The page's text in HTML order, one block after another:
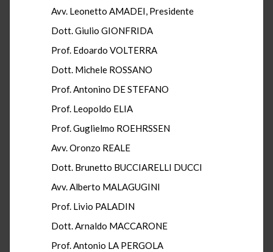
Avv. Leonetto AMADEI, Presidente
Dott. Giulio GIONFRIDA
Prof. Edoardo VOLTERRA
Dott. Michele ROSSANO
Prof. Antonino DE STEFANO
Prof. Leopoldo ELIA
Prof. Guglielmo ROEHRSSEN
Avv. Oronzo REALE
Dott. Brunetto BUCCIARELLI DUCCI
Avv. Alberto MALAGUGINI
Prof. Livio PALADIN
Dott. Arnaldo MACCARONE
Prof. Antonio LA PERGOLA